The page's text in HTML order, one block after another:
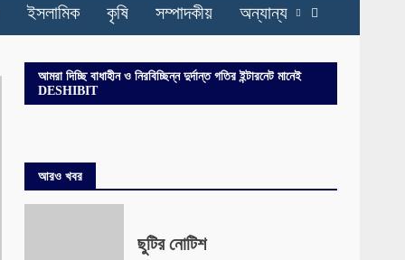
ইসলামিক কৃষি সম্পাদকীয় অন্যান্য
আমরা দিচ্ছি বাধাহীন ও নিরবিচ্ছিন্ন দুর্দান্ত গতির ইন্টারনেট মানেই
DESHIBIT
আরও খবর
ছুটির নোটিশ